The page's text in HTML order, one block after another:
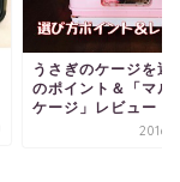
うさぎのケージを選
のポイント＆「マル
ケージ」レビュー
2016-